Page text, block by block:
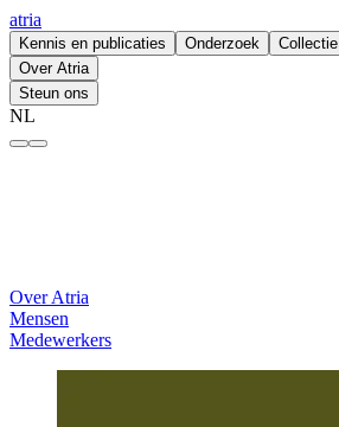
atria
Kennis en publicaties Onderzoek Collectie
Over Atria
Steun ons
NL
Over Atria
Mensen
Medewerkers